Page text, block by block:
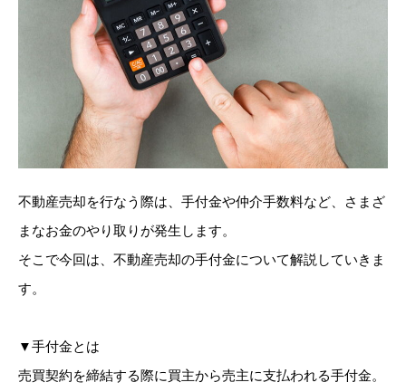
不動産売却を行なう際は、手付金や仲介手数料など、さまざ
まなお金のやり取りが発生します。
そこで今回は、不動産売却の手付金について解説していきま
す。
▼手付金とは
売買契約を締結する際に買主から売主に支払われる手付金。